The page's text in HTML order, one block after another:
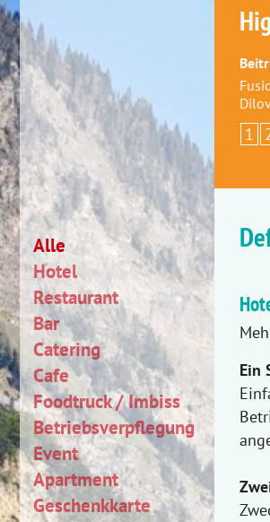
Alle
Hotel
Restaurant
Bar
Catering
Cafe
Foodtruck / Imbiss
Betriebsverpflegung
Event
Apartment
Geschenkkarte
1
Ein